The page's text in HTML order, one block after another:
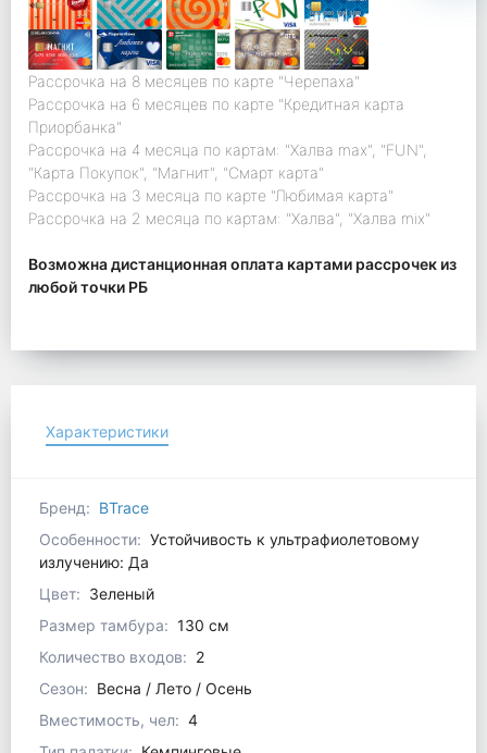
Рассрочка на 8 месяцев по карте "Черепаха"
Рассрочка на 6 месяцев по карте "Кредитная карта
Приорбанка"
Рассрочка на 4 месяца по картам: "Халва max", "FUN",
"Карта Покупок", "Магнит", "Смарт карта"
Рассрочка на 3 месяца по карте "Любимая карта"
Рассрочка на 2 месяца по картам: "Халва", "Халва mix"
Возможна дистанционная оплата картами рассрочек из
любой точки РБ
Характеристики
Бренд: BTrace
Особенности: Устойчивость к ультрафиолетовому
излучению: Да
Цвет: Зеленый
Размер тамбура: 130 см
Количество входов: 2
Сезон: Весна / Лето / Осень
Вместимость, чел: 4